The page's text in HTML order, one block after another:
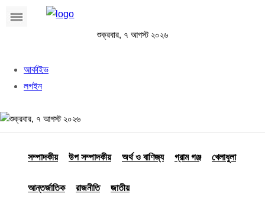
আর্কাইভ
লগইন
শুক্রবার, ৭ আগস্ট ২০২৬
শুক্রবার, ৭ আগস্ট ২০২৬
সম্পাদকীয় উপ সম্পাদকীয় অর্থ ও বাণিজ্য গ্রাম গঞ্জ খেলাধুলা
আন্তর্জাতিক রাজনীতি জাতীয়